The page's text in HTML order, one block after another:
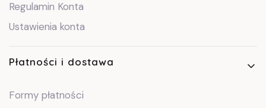
Regulamin Konta
Ustawienia konta
Płatności i dostawa
Formy płatności